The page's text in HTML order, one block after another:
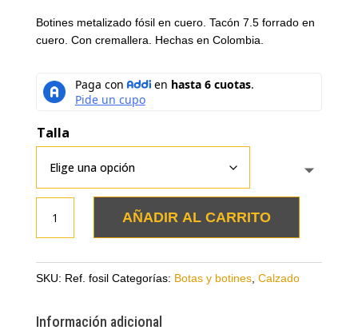
Botines metalizado fósil en cuero. Tacón 7.5 forrado en
cuero. Con cremallera. Hechas en Colombia.
Talla
en
cantidad
AÑADIR AL CARRITO
SKU: Ref. fosil Categorías: Botas y botines, Calzado
Información adicional